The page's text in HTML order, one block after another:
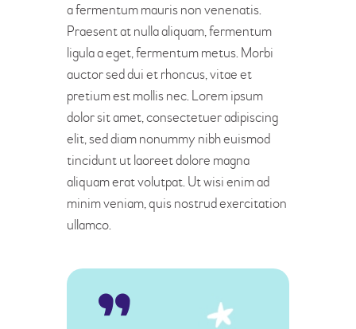
a fermentum mauris non venenatis.
Praesent at nulla aliquam, fermentum
ligula a eget, fermentum metus. Morbi
auctor sed dui et rhoncus, vitae et
pretium est mollis nec. Lorem ipsum
dolor sit amet, consectetuer adipiscing
elit, sed diam nonummy nibh euismod
tincidunt ut laoreet dolore magna
aliquam erat volutpat. Ut wisi enim ad
minim veniam, quis nostrud exercitation
ullamco.